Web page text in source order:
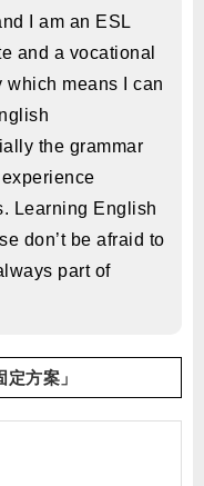
I am an ESL
and a vocational
means I can
the grammar
Learning English
don’t be afraid to
part of
定方案」